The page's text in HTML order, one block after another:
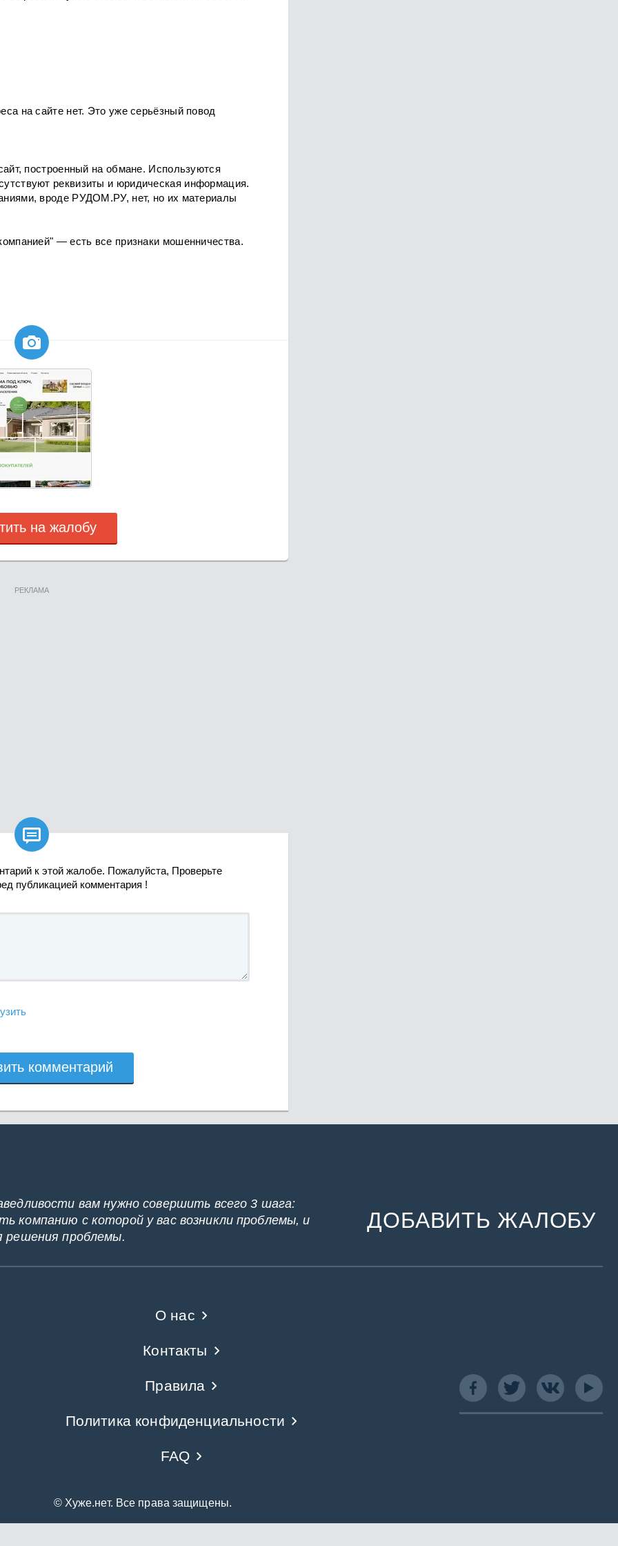
на сайте нет. Это уже серьёзный повод
построенный на обмане. Используются
реквизиты и юридическая информация.
вроде РУДОМ.РУ, нет, но их материалы
— есть все признаки мошенничества.

на жалобу
РЕКЛАМА

к этой жалобе. Пожалуйста, Проверьте
публикацией комментария !
комментарий
вам нужно совершить всего 3 шага:
компанию с которой у вас возникли проблемы, и
решения проблемы.
ДОБАВИТЬ ЖАЛОБУ
О нас
Контакты
Правила
Политика конфиденциальности
FAQ
© Хуже.нет. Все права защищены.